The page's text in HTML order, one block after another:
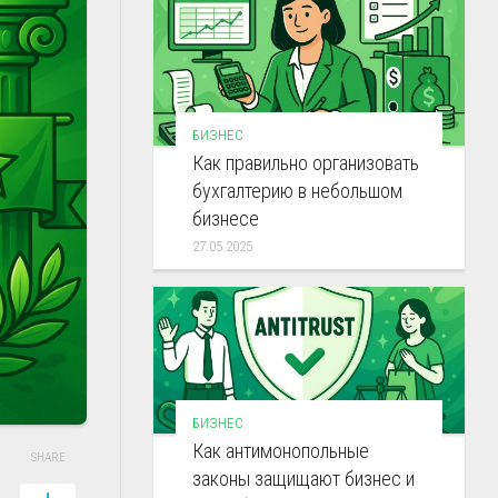
SHARE
БИЗНЕС
Как правильно организовать
бухгалтерию в небольшом
бизнесе
27.05.2025
БИЗНЕС
Как антимонопольные
законы защищают бизнес и